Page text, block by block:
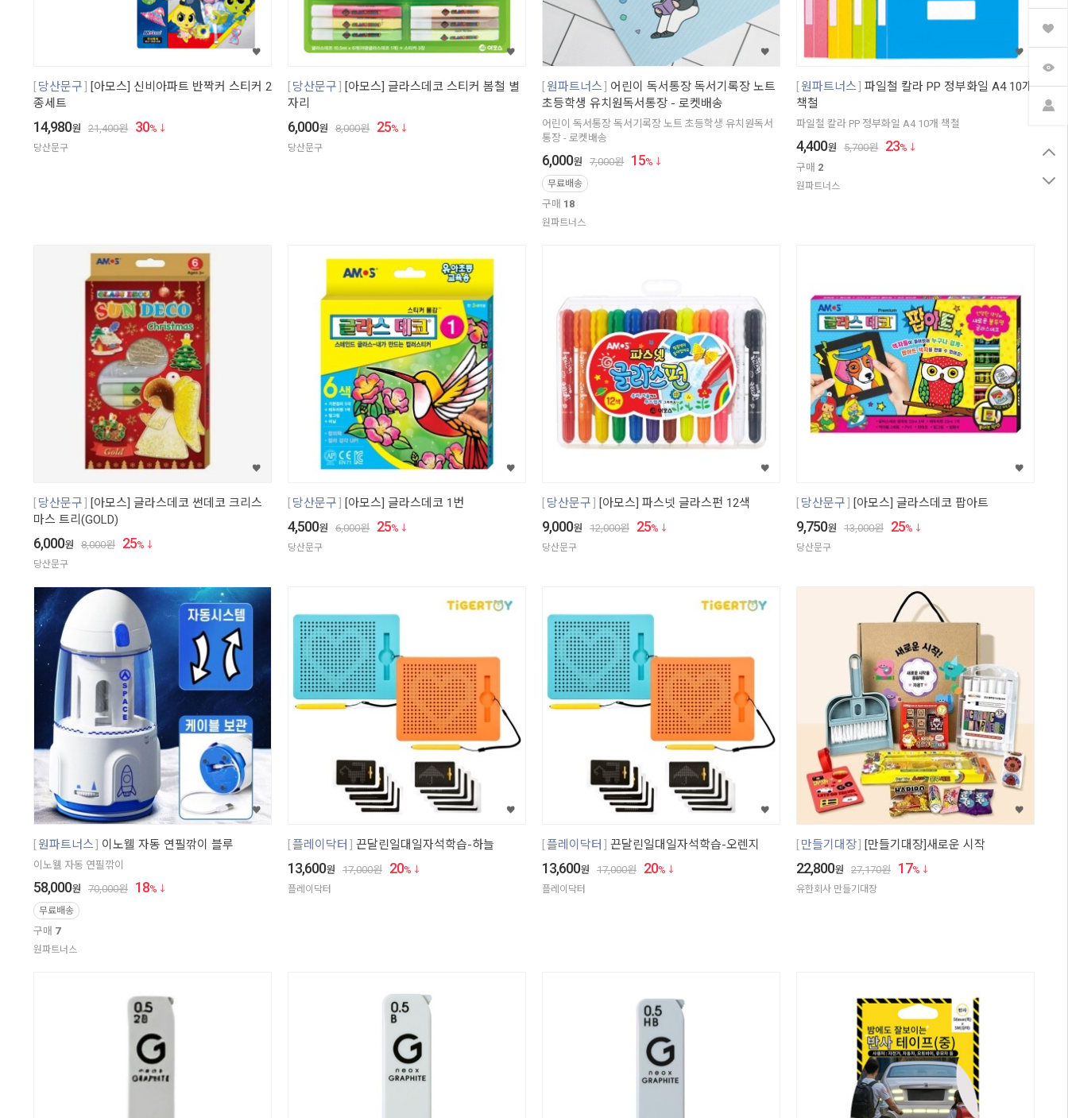
당산문구
[아모스] 신비아파트 반짝커 스티커 2
종세트
14,980원 21,400원 30%
당산문구
당산문구
[아모스] 글라스데코 스티커 봄철 별
자리
6,000원 8,000원 25%
당산문구
원파트너스
어린이 독서통장 독서기록장 노트
초등학생 유치원독서통장 - 로켓배송
어린이 독서통장 독서기록장 노트 초등학생 유치원독서
통장 - 로켓배송
6,000원 7,000원 15%
무료배송
구매 18
원파트너스
원파트너스
파일철 칼라 PP 정부화일 A4 10개
책철
파일철 칼라 PP 정부화일 A4 10개 책철
4,400원 5,700원 23%
구매 2
원파트너스
당산문구
[아모스] 글라스데코 썬데코 크리스
마스 트리(GOLD)
6,000원 8,000원 25%
당산문구
당산문구 [아모스] 글라스데코 1번
4,500원 6,000원 25%
당산문구
당산문구 [아모스] 파스넷 글라스펀 12색
9,000원 12,000원 25%
당산문구
당산문구 [아모스] 글라스데코 팝아트
9,750원 13,000원 25%
당산문구
원파트너스 이노웰 자동 연필깎이 블루
이노웰 자동 연필깎이
58,000원 70,000원 18%
무료배송
구매 7
원파트너스
플레이닥터 끈달린일대일자석학습-하늘
13,600원 17,000원 20%
플레이닥터
플레이닥터 끈달린일대일자석학습-오렌지
13,600원 17,000원 20%
플레이닥터
만들기대장 [만들기대장]새로운 시작
22,800원 27,170원 17%
유한회사 만들기대장